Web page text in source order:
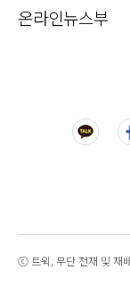
온라인뉴스부
ⓒ 트윅, 무단 전재 및 재